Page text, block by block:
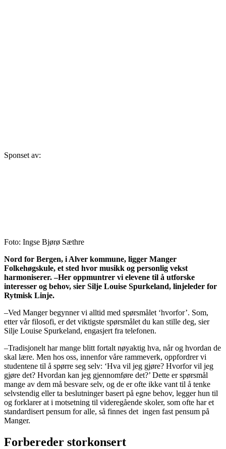
Sponset av:
Foto: Ingse Bjørø Sæthre
Nord for Bergen, i Alver kommune, ligger Manger
Folkehøgskule, et sted hvor musikk og personlig vekst
harmoniserer. –Her oppmuntrer vi elevene til å utforske
interesser og behov, sier Silje Louise Spurkeland, linjeleder for
Rytmisk Linje.
–Ved Manger begynner vi alltid med spørsmålet ‘hvorfor’. Som,
etter vår filosofi, er det viktigste spørsmålet du kan stille deg, sier
Silje Louise Spurkeland, engasjert fra telefonen.
–Tradisjonelt har mange blitt fortalt nøyaktig hva, når og hvordan de
skal lære. Men hos oss, innenfor våre rammeverk, oppfordrer vi
studentene til å spørre seg selv: ‘Hva vil jeg gjøre? Hvorfor vil jeg
gjøre det? Hvordan kan jeg gjennomføre det?’ Dette er spørsmål
mange av dem må besvare selv, og de er ofte ikke vant til å tenke
selvstendig eller ta beslutninger basert på egne behov, legger hun til
og forklarer at i motsetning til videregående skoler, som ofte har et
standardisert pensum for alle, så finnes det ingen fast pensum på
Manger.
Forbereder storkonsert